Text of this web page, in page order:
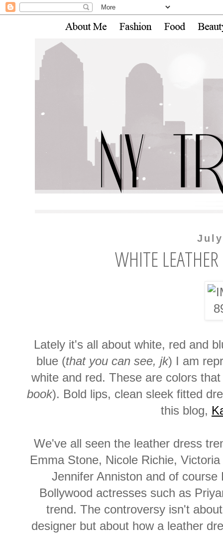
WHITE
Lately it's all about white, red and
blue (that you can see, jk) I am
white and red. These are colors
book). Bold lips, clean sleek fitted
this blog,
We've all seen the leather dress
Emma Stone, Nicole Richie,
Jennifer Anniston and of
Bollywood actresses such as
trend. The controversy isn't
designer but about how a leather